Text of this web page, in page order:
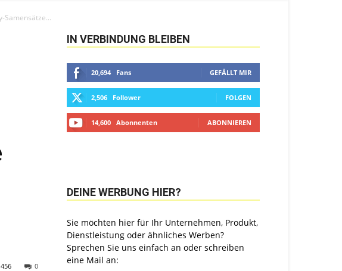
Samensätze...
0
456
IN VERBINDUNG BLEIBEN
20,694 Fans GEFÄLLT MIR
2,506 Follower FOLGEN
14,600 Abonnenten ABONNIEREN
DEINE WERBUNG HIER?
Sie möchten hier für Ihr Unternehmen, Produkt,
Dienstleistung oder ähnliches Werben?
Sprechen Sie uns einfach an oder schreiben
eine Mail an: